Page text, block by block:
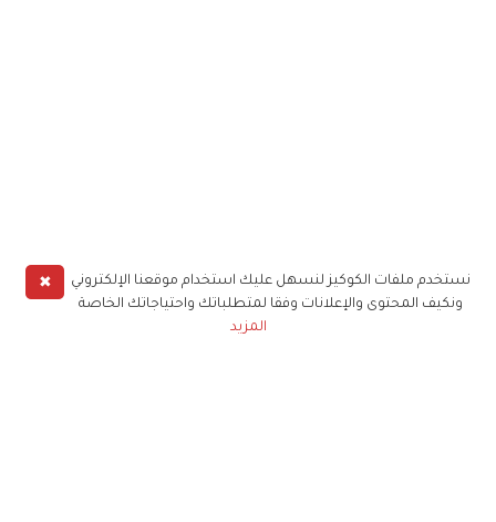
✖
نستخدم ملفات الكوكيز لنسهل عليك استخدام موقعنا الإلكتروني
ونكيف المحتوى والإعلانات وفقا لمتطلباتك واحتياجاتك الخاصة
المزيد